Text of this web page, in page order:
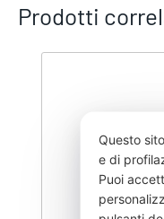
Prodotti
Questo
e di
Puoi